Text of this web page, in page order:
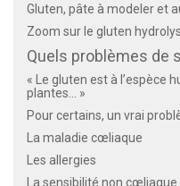
Gluten, pâte à modeler et
Zoom sur le gluten
Quels problèmes de
« Le gluten est à l’espèce
plantes… »
Pour certains, un vrai
La maladie cœliaque
Les allergies
La sensibilité non cœliaque